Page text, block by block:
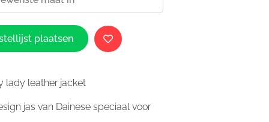
plaatsen
lady leather jacket
jas van Dainese speciaal voor